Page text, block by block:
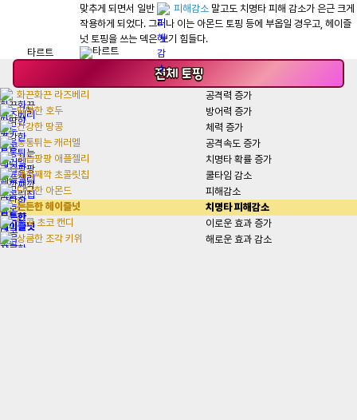
맞추게 되면서 일반
피해감소 말고도 치명타 피해 감소가 은근 크게
작용하게 되었다. 그러나 이는 아몬드 토핑 등에 부옵일 경우고, 헤이즐
타르트
전체 토핑
화끈화끈 라즈베리
공격력 증가
딱딱한 호두
방어력 증가
건강한 땅콩
체력 증가
통통튀는 캐러멜
공격속도 증가
과즙팡팡 애플젤리
치명타 확률 증가
째깍째깍 초콜릿칩
쿨타임 감소
단단한 아몬드
피해감소
든든한 헤이즐넛
치명타 피해감소
달콤 초코 캔디
이로운 효과 증가
상큼한 조각 키위
해로운 효과 감소